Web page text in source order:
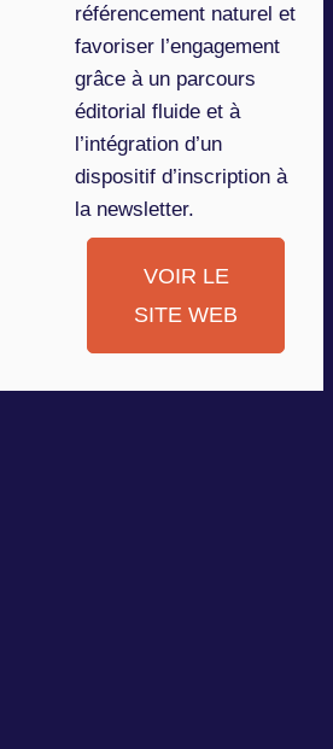
référencement naturel et
favoriser l’engagement
grâce à un parcours
éditorial fluide et à
l’intégration d’un
dispositif d’inscription à
la newsletter.
VOIR LE
SITE WEB